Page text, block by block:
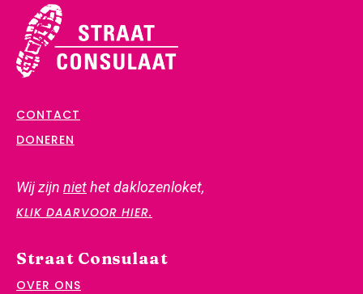
CONTACT
DONEREN
Wij zijn niethet daklozenloket,
KLIK DAARVOOR HIER.
Straat Consulaat
OVER ONS